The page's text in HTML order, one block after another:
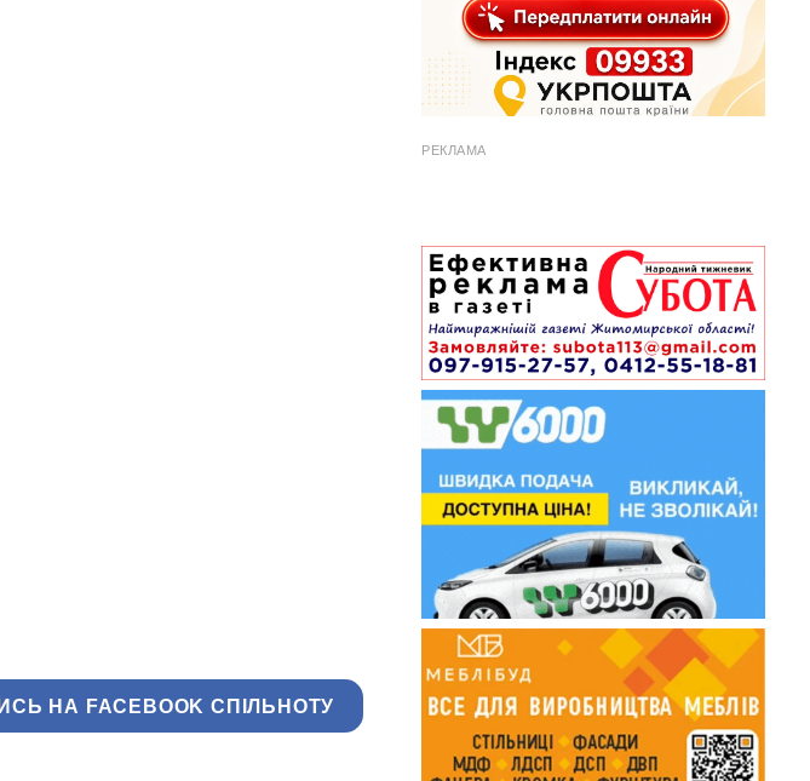
НА FACEBOOK СПІЛЬНОТУ
РЕКЛАМА